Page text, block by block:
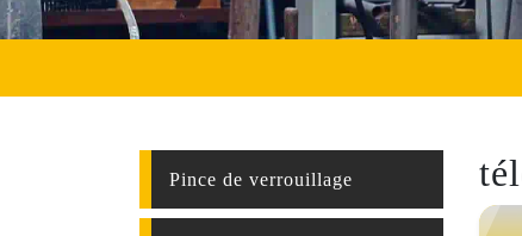
Pince de verrouillage